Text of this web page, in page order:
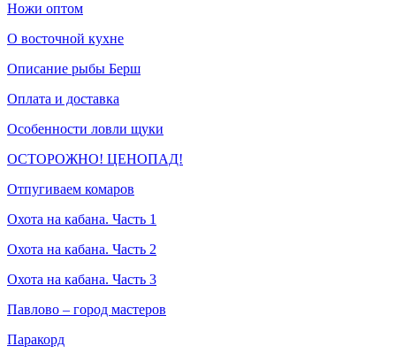
Ножи оптом
О восточной кухне
Описание рыбы Берш
Оплата и доставка
Особенности ловли щуки
ОСТОРОЖНО! ЦЕНОПАД!
Отпугиваем комаров
Охота на кабана. Часть 1
Охота на кабана. Часть 2
Охота на кабана. Часть 3
Павлово – город мастеров
Паракорд